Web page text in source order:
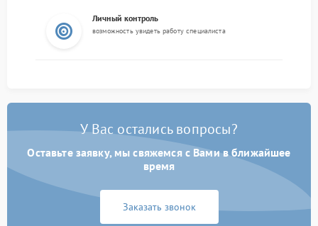
Личный контроль
возможность увидеть работу специалиста
У Вас остались вопросы?
Оставьте заявку, мы свяжемся с Вами в ближайшее
время
Заказать звонок